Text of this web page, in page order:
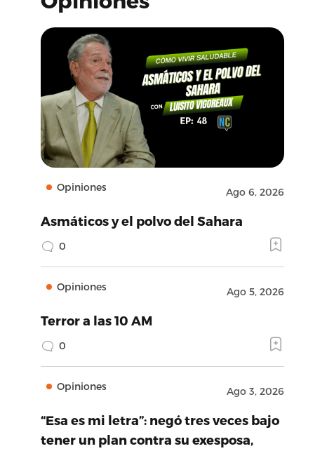
Opiniones Ago 6, 2026
Asmáticos y el polvo del Sahara
0
Opiniones Ago 5, 2026
Terror a las 10 AM
0
Opiniones Ago 3, 2026
“Esa es mi letra”: negó tres veces bajo
tener un plan contra su exesposa,